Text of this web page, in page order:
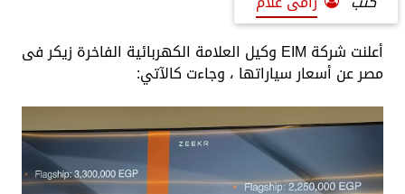
أعلنت شركة EIM وكيل العلامة الكهربائية الفاخرة زيكر فى
مصر عن أسعار سياراتها ، وجاءت كالآتي: